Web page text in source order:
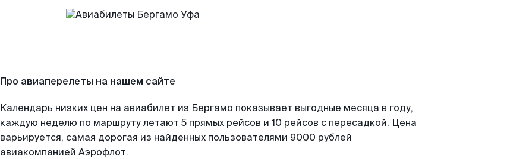
Про авиаперелеты на нашем сайте
Календарь низких цен на авиабилет из Бергамо показывает выгодные месяца в году,
каждую неделю по маршруту летают 5 прямых рейсов и 10 рейсов с пересадкой. Цена
варьируется, самая дорогая из найденных пользователями 9000 рублей
авиакомпанией Аэрофлот.